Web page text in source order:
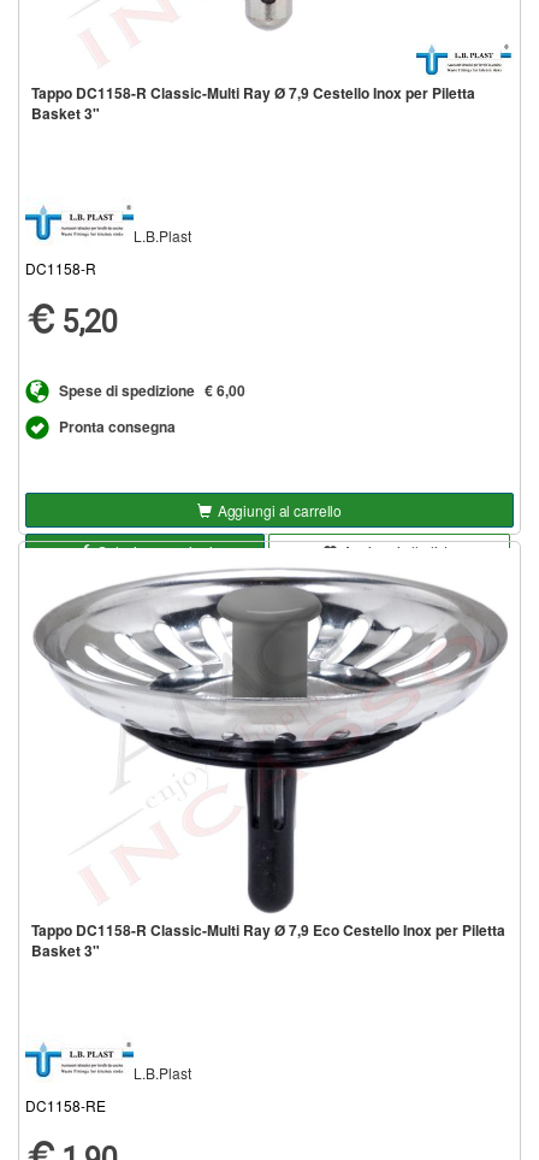
Tappo DC1158-R Classic-Multi Ray Ø 7,9 Cestello Inox per Piletta
Basket 3"
L.B.Plast
DC1158-R
5,20
Spese di spedizione € 6,00
Pronta consegna
Aggiungi al carrello
Seleziona opzioni
Aggiungi alla lista
Tappo DC1158-R Classic-Multi Ray Ø 7,9 Eco Cestello Inox per Piletta
Basket 3"
L.B.Plast
DC1158-RE